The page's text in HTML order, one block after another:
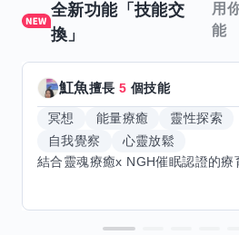
全新功能「技能交
換」
用
能
魟魚擅長5 個技能
冥想 能量療癒
靈性探索
自我覺察
心靈放鬆